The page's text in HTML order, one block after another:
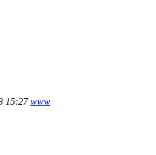
15:27www